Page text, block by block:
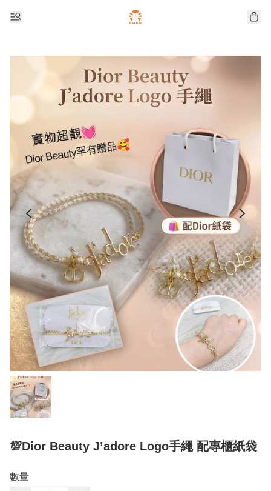
💯Dior Beauty J’adore Logo手繩 配專櫃紙袋
數量